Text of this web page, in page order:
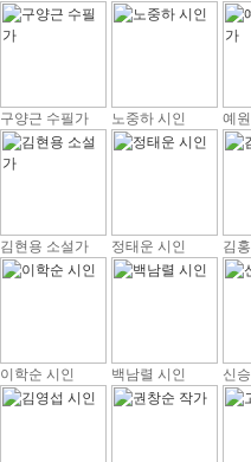
구양근 수필가 노중하 시인 예
김현용 소설가 정태운 시인 김
이학순 시인 백남렬 시인 신